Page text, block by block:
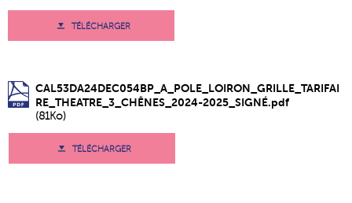
TÉLÉCHARGER
CAL53DA24DEC054BP_A_POLE_LOIRON_GRILLE_TARIFAI
RE_THEATRE_3_CHÊNES_2024-2025_SIGNÉ.pdf
(81Ko)
TÉLÉCHARGER